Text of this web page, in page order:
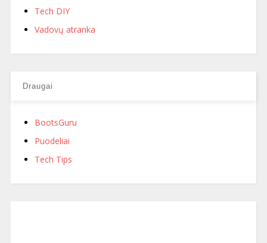
Tech DIY
Vadovų atranka
Draugai
BootsGuru
Puodeliai
Tech Tips